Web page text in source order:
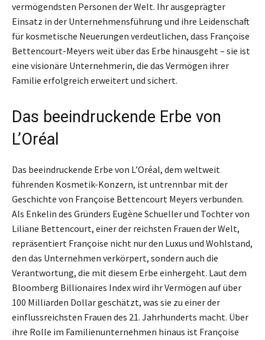
vermögendsten Personen der Welt. Ihr ausgeprägter
Einsatz in der Unternehmensführung und ihre Leidenschaft
für kosmetische Neuerungen verdeutlichen, dass Françoise
Bettencourt-Meyers weit über das Erbe hinausgeht – sie ist
eine visionäre Unternehmerin, die das Vermögen ihrer
Familie erfolgreich erweitert und sichert.
Das beeindruckende Erbe von
L’Oréal
Das beeindruckende Erbe von L’Oréal, dem weltweit
führenden Kosmetik-Konzern, ist untrennbar mit der
Geschichte von Françoise Bettencourt Meyers verbunden.
Als Enkelin des Gründers Eugène Schueller und Tochter von
Liliane Bettencourt, einer der reichsten Frauen der Welt,
repräsentiert Françoise nicht nur den Luxus und Wohlstand,
den das Unternehmen verkörpert, sondern auch die
Verantwortung, die mit diesem Erbe einhergeht. Laut dem
Bloomberg Billionaires Index wird ihr Vermögen auf über
100 Milliarden Dollar geschätzt, was sie zu einer der
einflussreichsten Frauen des 21. Jahrhunderts macht. Über
ihre Rolle im Familienunternehmen hinaus ist Françoise